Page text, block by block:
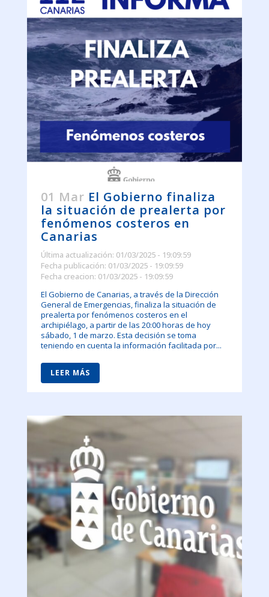
01 Mar El Gobierno finaliza
la situación de prealerta por
fenómenos costeros en
Canarias
Última actualización: 01/03/2025 - 19:09:59
Fecha publicación: 01/03/2025 - 19:09:59
Fecha creacion: 01/03/2025 - 19:09:59
El Gobierno de Canarias, a través de la Dirección
General de Emergencias, finaliza la situación de
prealerta por fenómenos costeros en el
archipiélago, a partir de las 20:00 horas de hoy
sábado, 1 de marzo. Esta decisión se toma
teniendo en cuenta la información facilitada por...
LEER MÁS